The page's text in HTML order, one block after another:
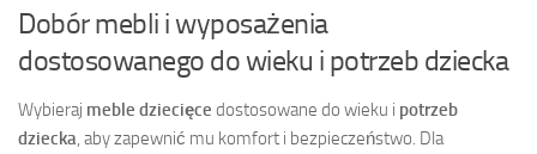
Dobór mebli i wyposażenia
dostosowanego do wieku i potrzeb dziecka
Wybieraj meble dziecięce dostosowane do wieku i potrzeb
dziecka , aby zapewnić mu komfort i bezpieczeństwo. Dla